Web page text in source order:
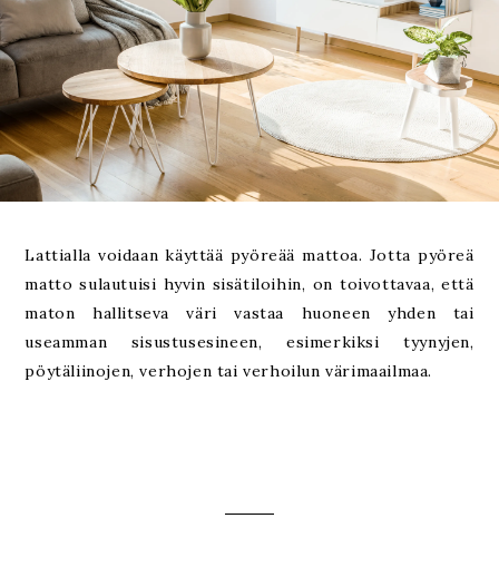
Lattialla voidaan käyttää pyöreää mattoa. Jotta pyöreä
matto sulautuisi hyvin sisätiloihin, on toivottavaa, että
maton hallitseva väri vastaa huoneen yhden tai
useamman sisustusesineen, esimerkiksi tyynyjen,
pöytäliinojen, verhojen tai verhoilun värimaailmaa.